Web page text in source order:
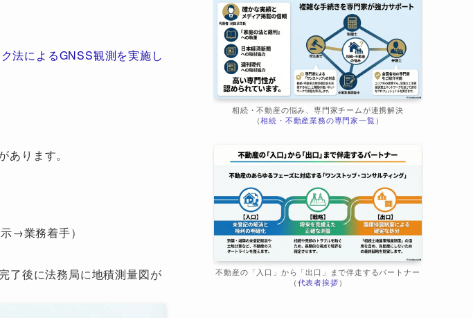
法によるGNSS観測を実施し
ります。
→業務着手）
了後に法務局に地積測量図が
相続・不動産の悩み、専門家チームが連携解決
（相続・不動産業務の専門家一覧）
不動産の「入口」から「出口」まで伴走するパートナー
（代表者挨拶）